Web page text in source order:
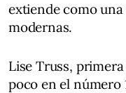
extiende como
modernas.
Lise Truss,
poco en el número